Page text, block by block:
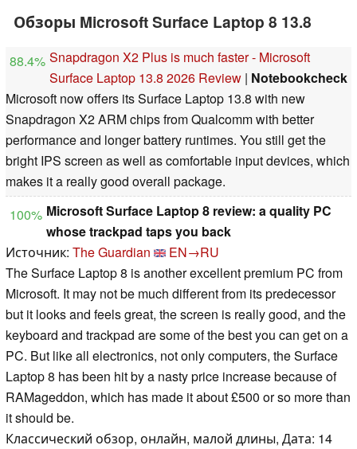
Обзоры Microsoft Surface Laptop 8 13.8
88.4% Snapdragon X2 Plus is much faster - Microsoft
Surface Laptop 13.8 2026 Review | Notebookcheck
Microsoft now offers its Surface Laptop 13.8 with new
Snapdragon X2 ARM chips from Qualcomm with better
performance and longer battery runtimes. You still get the
bright IPS screen as well as comfortable input devices, which
makes it a really good overall package.
100% Microsoft Surface Laptop 8 review: a quality PC
whose trackpad taps you back
Источник: The Guardian
EN→RU
The Surface Laptop 8 is another excellent premium PC from
Microsoft. It may not be much different from its predecessor
but it looks and feels great, the screen is really good, and the
keyboard and trackpad are some of the best you can get on a
PC. But like all electronics, not only computers, the Surface
Laptop 8 has been hit by a nasty price increase because of
RAMageddon, which has made it about £500 or so more than
it should be.
Классический обзор, онлайн, малой длины, Дата: 14